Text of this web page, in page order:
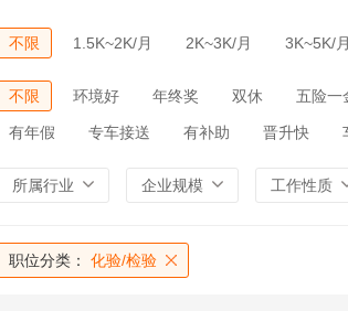
不限 1.5K~2K/月 2K~3K/月 3K~5K/月
不限 环境好 年终奖 双休 五险一
有年假 专车接送 有补助 晋升快
所属行业 企业规模 工作性质
职位分类： 化验/检验